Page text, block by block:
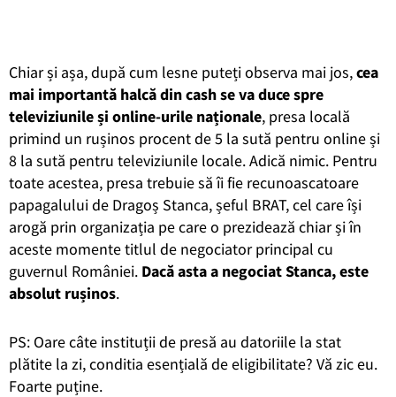
Chiar și așa, după cum lesne puteți observa mai jos,cea
mai importantă halcă din cash se va duce spre
televiziunile și online-urile naționale, presa locală
primind un rușinos procent de 5 la sută pentru online și
8 la sută pentru televiziunile locale. Adică nimic. Pentru
toate acestea, presa trebuie să îi fie recunoascatoare
papagalului de Dragoș Stanca, șeful BRAT, cel care își
arogă prin organizația pe care o prezidează chiar și în
aceste momente titlul de negociator principal cu
guvernul României. Dacă asta a negociat Stanca, este
absolut rușinos.
PS: Oare câte instituții de presă au datoriile la stat
plătite la zi, conditia esențială de eligibilitate? Vă zic eu.
Foarte puține.